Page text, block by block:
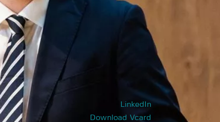
LinkedIn
Download Vcard